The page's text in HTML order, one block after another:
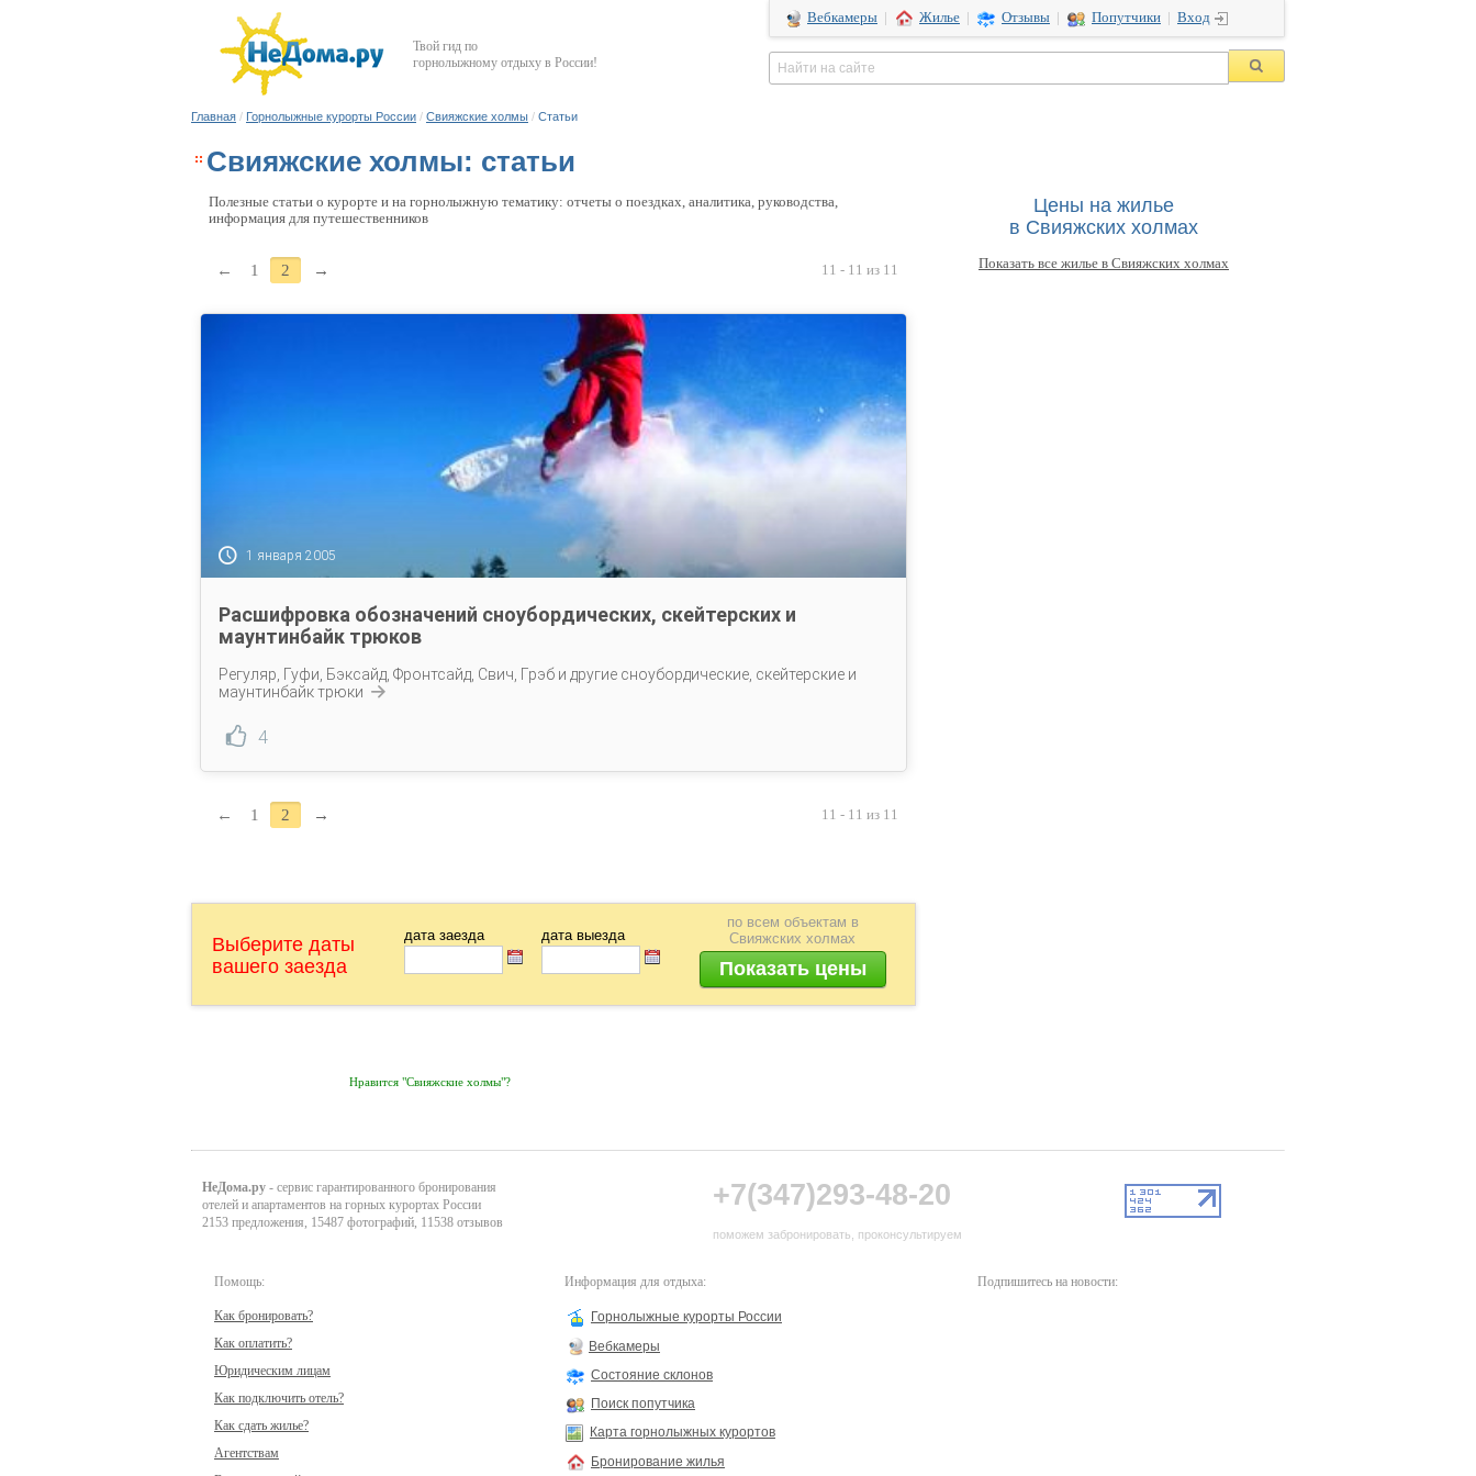
Твой гид по
горнолыжному отдыху в России!
Вебкамеры Жилье Отзывы Попутчики Вход
Главная / Горнолыжные курорты России / Свияжские холмы / Статьи
Свияжские холмы: статьи
Цены на жилье
в Свияжских холмах
Показать все жилье в Свияжских холмах
Полезные статьи о курорте и на горнолыжную тематику: отчеты о поездках, аналитика, руководства,
информация для путешественников
11 - 11 из 11
← 1 2 →
1 января 2005
Расшифровка обозначений сноубордических, скейтерских и
маунтинбайк трюков
Регуляр, Гуфи, Бэксайд, Фронтсайд, Свич, Грэб и другие сноубордические, скейтерские и
маунтинбайк трюки
4
11 - 11 из 11
← 1 2 →
Выберите даты
вашего заезда
дата заезда дата выезда
по всем объектам в
Свияжских холмах
Нравится "Свияжские холмы"?
НеДома.ру - сервис гарантированного бронирования
отелей и апартаментов на горных курортах России
2153 предложения, 15487 фотографий, 11538 отзывов
+7(347)293-48-20
поможем забронировать, проконсультируем
Помощь:
Как бронировать?
Как оплатить?
Юридическим лицам
Как подключить отель?
Как сдать жилье?
Агентствам
Информация для отдыха:
Горнолыжные курорты России
Вебкамеры
Состояние склонов
Поиск попутчика
Карта горнолыжных курортов
Бронирование жилья
Подпишитесь на новости: